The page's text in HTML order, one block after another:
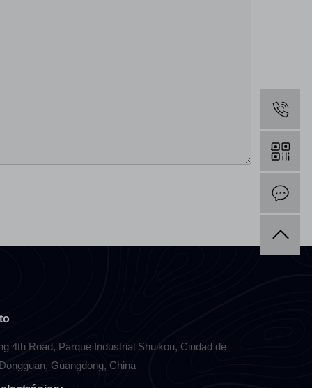
4th Road, Parque Industrial Shuikou, Ciudad de
Guangdong, China